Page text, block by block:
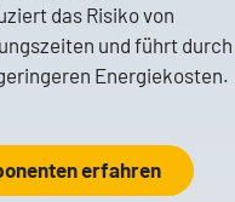
das Risiko von
und führt durch
Energiekosten.
erfahren